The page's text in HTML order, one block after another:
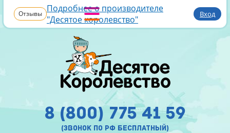
Отзывы Подробнее о производителе
"Десятое королевство"
Вход
8 (800) 775 41 59
(звонок по рф бесплатный)